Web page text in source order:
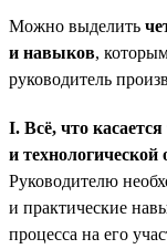
Можно выделить
и навыков,
руководитель
I. Всё, что
и технологической
Руководителю
и практические
процесса на его